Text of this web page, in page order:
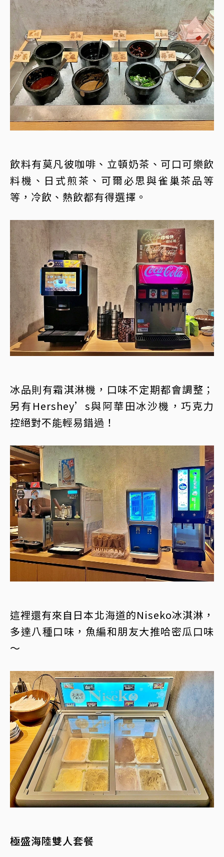
飲料有莫凡彼咖啡、立頓奶茶、可口可樂飲
料機、日式煎茶、可爾必思與雀巢茶品等
等，冷飲、熱飲都有得選擇。
冰品則有霜淇淋機，口味不定期都會調整；
另有Hershey’s與阿華田冰沙機，巧克力
控絕對不能輕易錯過！
這裡還有來自日本北海道的Niseko冰淇淋，
多達八種口味，魚編和朋友大推哈密瓜口味
～
極盛海陸雙人套餐